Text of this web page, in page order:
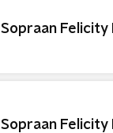
Sopraan
Sopraan